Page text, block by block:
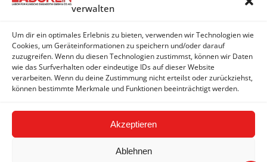
verwalten
Um dir ein optimales Erlebnis zu bieten, verwenden wir Technologien wie
Cookies, um Geräteinformationen zu speichern und/oder darauf
zuzugreifen. Wenn du diesen Technologien zustimmst, können wir Daten
wie das Surfverhalten oder eindeutige IDs auf dieser Website
verarbeiten. Wenn du deine Zustimmung nicht erteilst oder zurückziehst,
können bestimmte Merkmale und Funktionen beeinträchtigt werden.
Akzeptieren
Ablehnen
Encephalitozoon cuniculi - Antikörper (IgG)
Encephalitozoon cuniculi - Antikörper (IgM + IgG)
Encephalitozoon cuniculi - PCR
Encephalitozoon pogonae - PCR